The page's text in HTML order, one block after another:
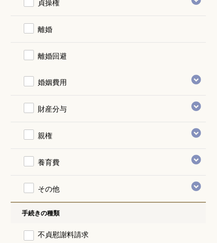
貞操権
離婚
離婚回避
婚姻費用
財産分与
親権
養育費
その他
手続きの種類
不貞慰謝料請求